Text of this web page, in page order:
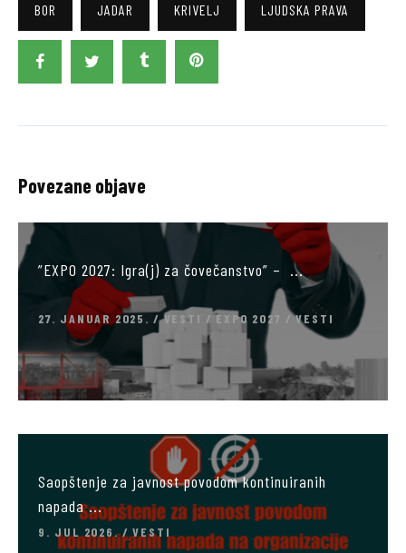
BOR JADAR KRIVELJ LJUDSKA PRAVA
Povezane objave
”EXPO 2027: Igra(j) za čovečanstvo” – ...
27. JANUAR 2025. VESTI EXPO 2027 VESTI
Saopštenje za javnost povodom kontinuiranih
napada ...
9. JUL 2026. VESTI